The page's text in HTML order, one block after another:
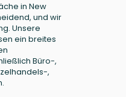
in New
und wir
Unsere
ein breites
Büro-,
,